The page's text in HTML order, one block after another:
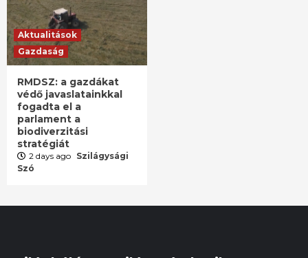
Aktualitások
Gazdaság
RMDSZ: a gazdákat
védő javaslatainkkal
fogadta el a
parlament a
biodiverzitási
stratégiát
2 days ago Szilágysági
Szó